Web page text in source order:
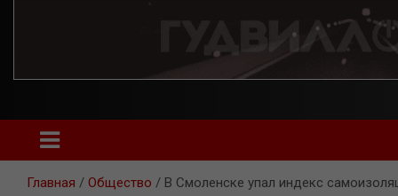
Главная Общество В Смоленске упал индекс